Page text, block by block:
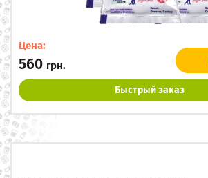
Цена:
560 грн.
Быстрый заказ